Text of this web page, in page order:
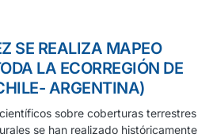
SE REALIZA MAPEO
LA ECORREGIÓN DE
ARGENTINA)
sobre coberturas terrestres
se han realizado históricamente